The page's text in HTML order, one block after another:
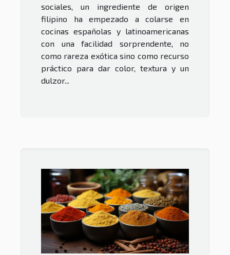
sociales, un ingrediente de origen
filipino ha empezado a colarse en
cocinas españolas y latinoamericanas
con una facilidad sorprendente, no
como rareza exótica sino como recurso
práctico para dar color, textura y un
dulzor...